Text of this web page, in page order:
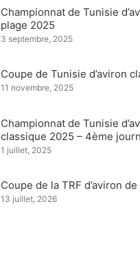
Championnat de Tunisie
plage 2025
3 septembre, 2025
Coupe de Tunisie d’aviron
11 novembre, 2025
Championnat de Tunisie
classique 2025 – 4ème
1 juillet, 2025
Coupe de la TRF d’aviron
13 juillet, 2026